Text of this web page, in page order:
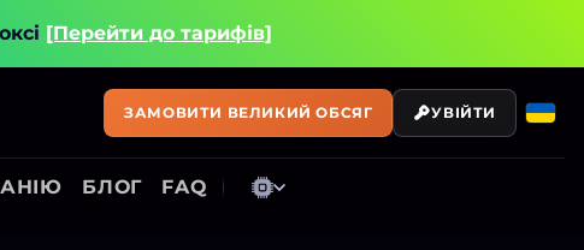
[Перейти до тарифів]
БЛОГ FAQ
ЗАМОВИТИ ВЕЛИКИЙ ОБСЯГ УВІЙТИ